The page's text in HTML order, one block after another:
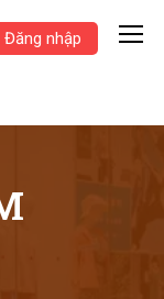
Đăng nhập